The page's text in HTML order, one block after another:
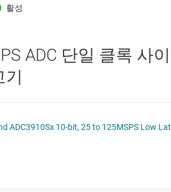
인터페이스
Other data converters
디지털-아날로그 컨버터(DAC)
아날로그-디지털 컨버터(ADC)
ADC 단일 클록 사